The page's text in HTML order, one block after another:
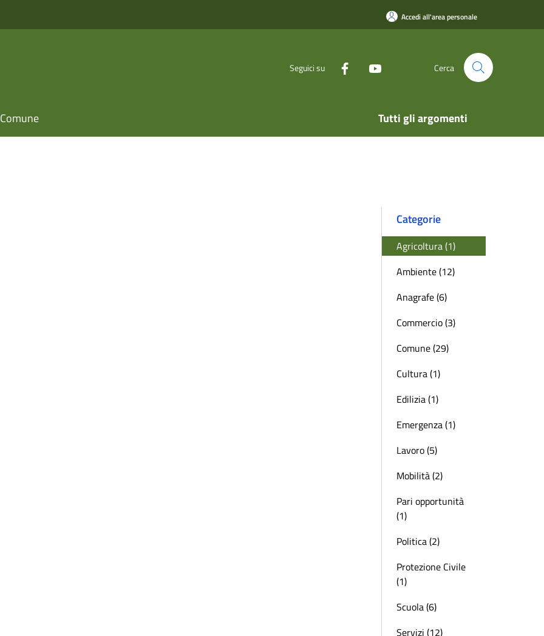
Accedi all'area personale
Seguici su Cerca
Tutti gli argomenti
Categorie
Agricoltura (1)
Ambiente (12)
Anagrafe (6)
Commercio (3)
Comune (29)
Cultura (1)
Edilizia (1)
Emergenza (1)
Lavoro (5)
Mobilità (2)
Pari opportunità
(1)
Politica (2)
Protezione Civile
(1)
Scuola (6)
Servizi (12)